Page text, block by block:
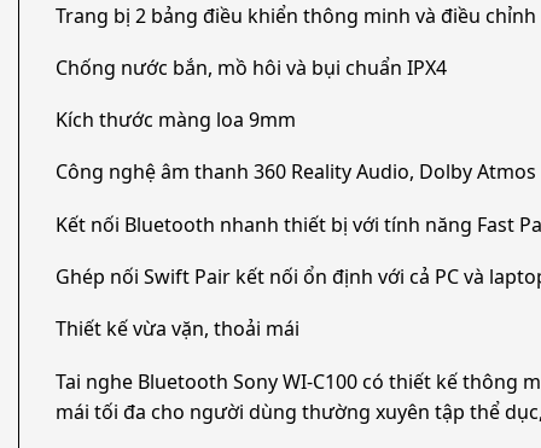
Trang bị 2 bảng điều khiển thông minh và điều
Chống nước bắn, mồ hôi và bụi chuẩn IPX4
Kích thước màng loa 9mm
Công nghệ âm thanh 360 Reality Audio, Dolby
Kết nối Bluetooth nhanh thiết bị với tính năng Fast
Ghép nối Swift Pair kết nối ổn định với cả PC và
Thiết kế vừa vặn, thoải mái
Tai nghe Bluetooth Sony WI-C100 có thiết kế thông
mái tối đa cho người dùng thường xuyên tập thể